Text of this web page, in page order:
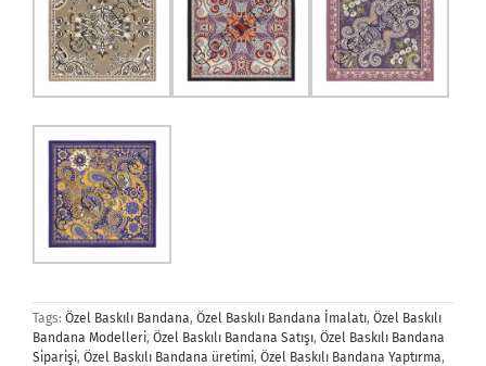
Tags: Özel Baskılı Bandana, Özel Baskılı Bandana İmalatı, Özel Baskılı
Bandana Modelleri, Özel Baskılı Bandana Satışı, Özel Baskılı Bandana
Siparişi, Özel Baskılı Bandana üretimi, Özel Baskılı Bandana Yaptırma,